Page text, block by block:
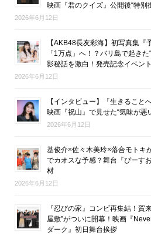
映画『君のクイズ』公開後“特別
2026年6月12日
【AKB48長友彩海】初写真集
「1万点」へ！？バリ島で起き
影秘話を激白！発売記念イベン
2026年6月12日
【インタビュー】「生きること
映画『祝山』で見せた“気味が悪
2026年6月12日
基俊介×佐々木美玲×落合モトキ
でカオスな予感？舞台『ぴーす
材
2026年6月12日
『忍びの家』コンビ再集結！賀
屋敷”がついに開幕！映画『
ダーク』初日舞台挨拶